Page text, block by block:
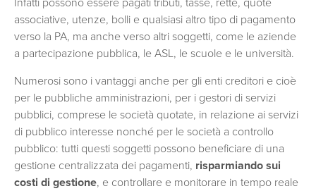
Infatti possono essere pagati tributi, tasse, rette, quote
associative, utenze, bolli e qualsiasi altro tipo di pagamento
verso la PA, ma anche verso altri soggetti, come le aziende
a partecipazione pubblica, le ASL, le scuole e le università.
Numerosi sono i vantaggi anche per gli enti creditori e cioè
per le pubbliche amministrazioni, per i gestori di servizi
pubblici, comprese le società quotate, in relazione ai servizi
di pubblico interesse nonché per le società a controllo
pubblico: tutti questi soggetti possono beneficiare di una
gestione centralizzata dei pagamenti, risparmiando sui
costi di gestione, e controllare e monitorare in tempo reale